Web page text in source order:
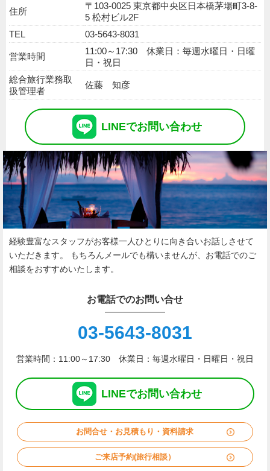
住所
〒103-0025 東京都中央区日本橋茅場町3-8-
5 松村ビル2F
TEL
03-5643-8031
営業時間
11:00～17:30 休業日：毎週水曜日・日曜
日・祝日
総合旅行業務取
扱管理者
佐藤 知彦
LINEでお問い合わせ
経験豊富なスタッフがお客様一人ひとりに向き合いお話しさせて
いただきます。
もちろんメールでも構いませんが、お電話でのご
相談をおすすめいたします。
お電話でのお問い合せ
03-5643-8031
営業時間：11:00～17:30 休業日：毎週水曜日・日曜日・祝日
LINEでお問い合わせ
お問合せ・お見積もり・資料請求
ご来店予約(旅行相談）